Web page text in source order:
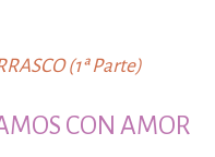
(1ª Parte)
CON AMOR